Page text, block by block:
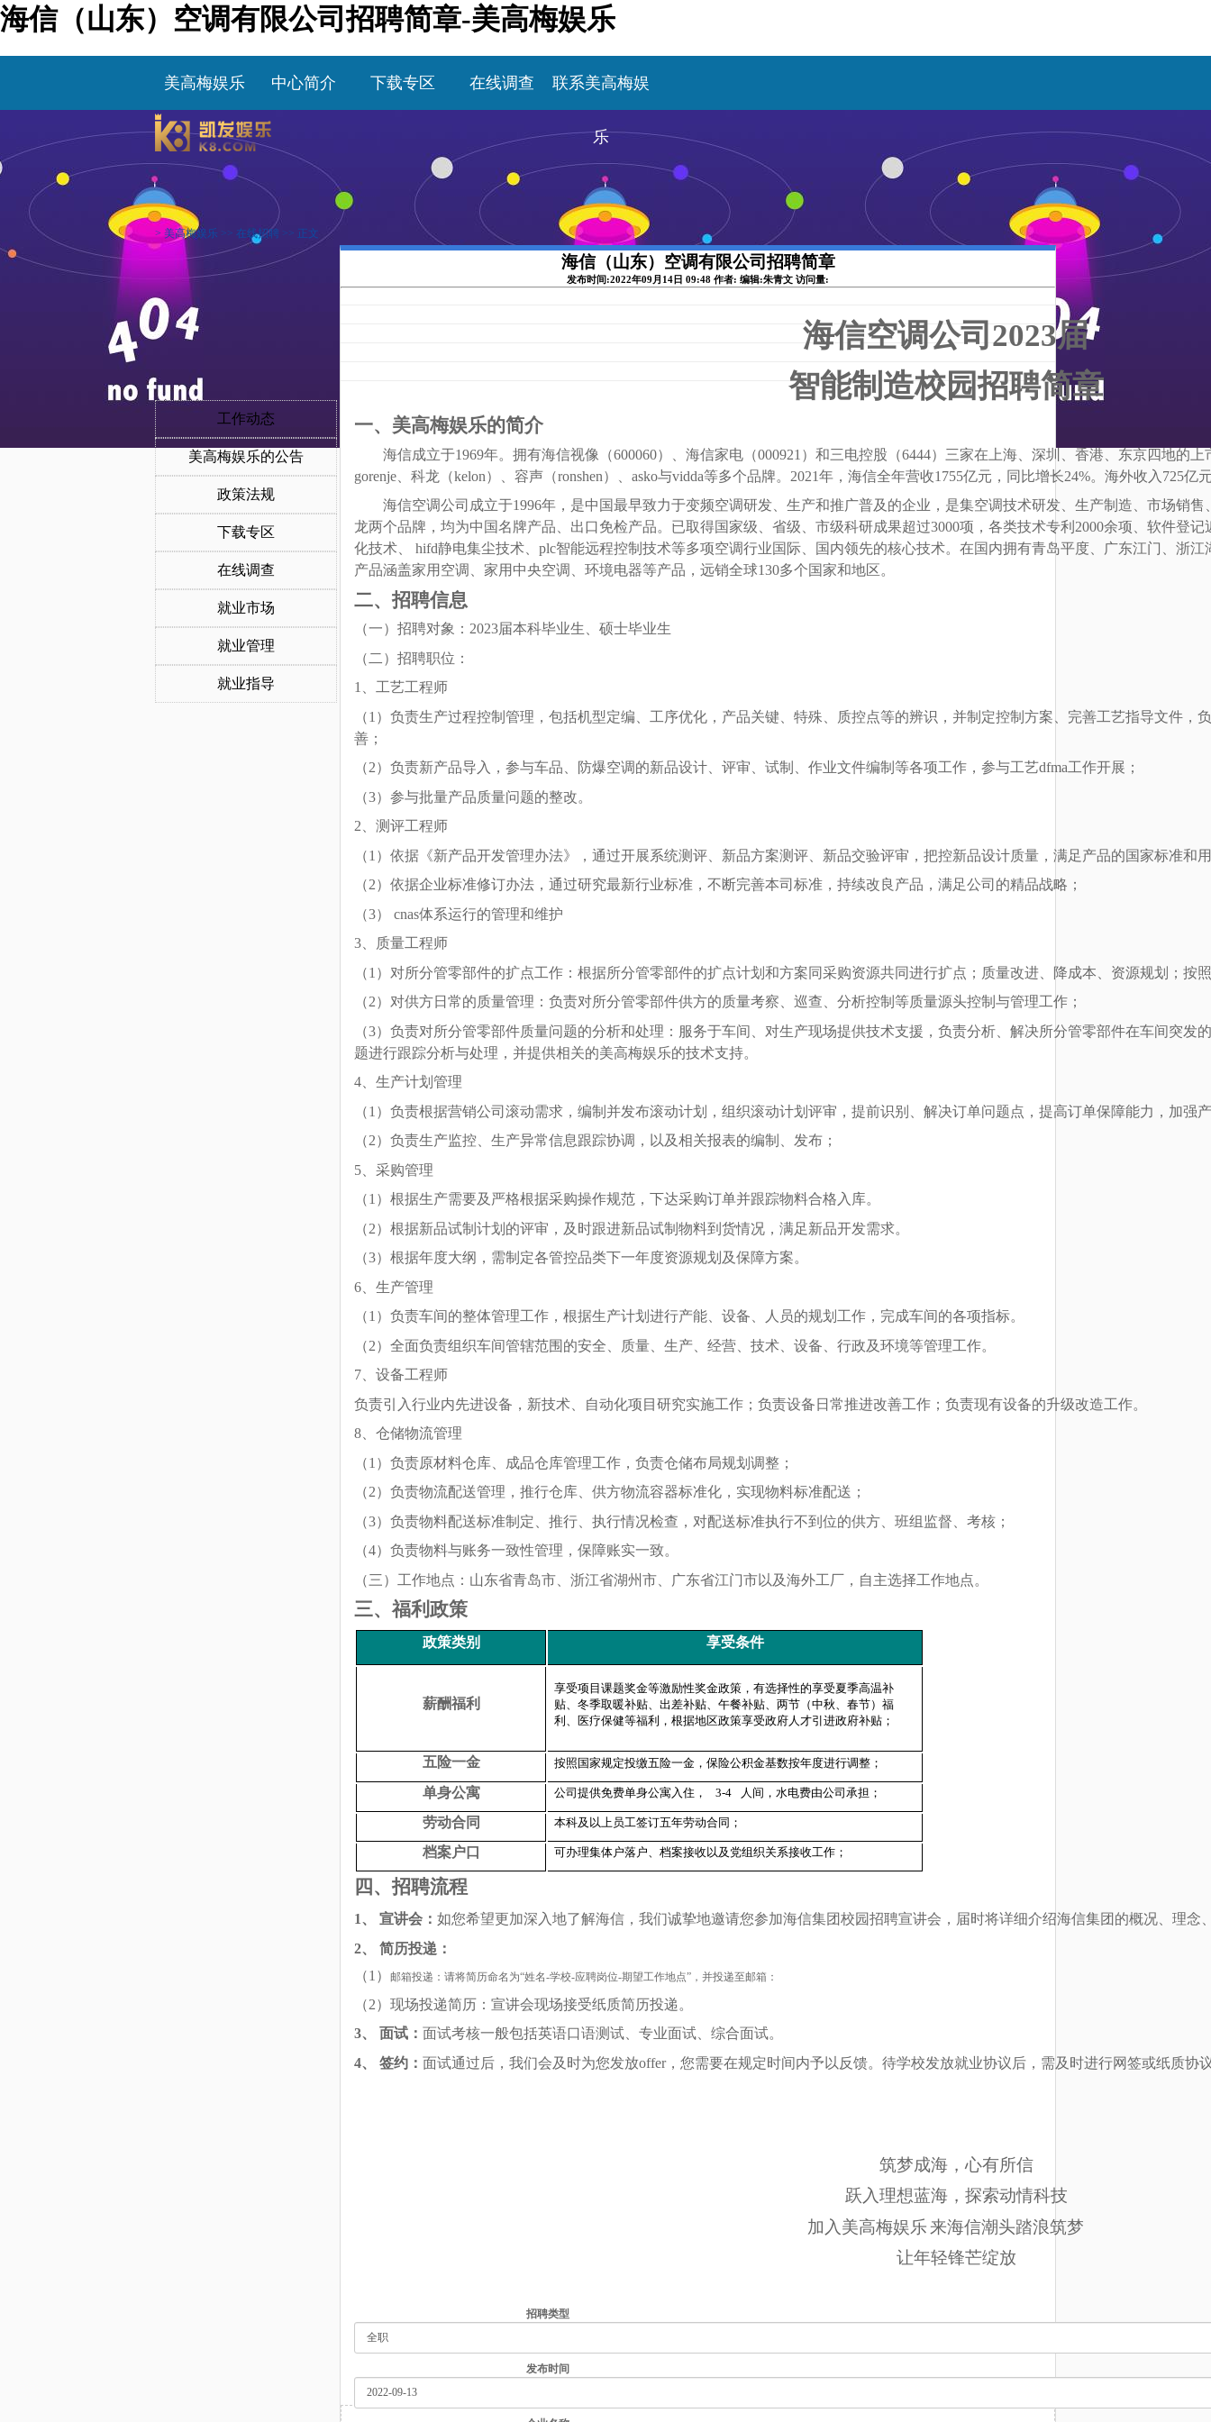
海信（山东）空调有限公司招聘简章-美高梅娱乐
美高梅娱乐 中心简介 下载专区 在线调查 联系美高梅娱
乐
> 美高梅娱乐 >> 在线招聘 >> 正文
工作动态
美高梅娱乐的公告
政策法规
下载专区
在线调查
就业市场
就业管理
就业指导
海信（山东）空调有限公司招聘简章
发布时间:2022年09月14日 09:48 作者: 编辑:朱青文 访问量:
海信空调公司2023届
智能制造校园招聘简章
一、美高梅娱乐的简介
海信成立于1969年。拥有海信视像（600060）、海信家电（000921）和三电控股（6444）三家在上海、深圳、香港、东京四地的
gorenje、科龙（kelon）、容声（ronshen）、asko与vidda等多个品牌。2021年，海信全年营收1755亿元，同比增长24%。海外收入725
海信空调公司成立于1996年，是中国最早致力于变频空调研发、生产和推广普及的企业，是集空调技术研发、生产制造、市场销
龙两个品牌，均为中国名牌产品、出口免检产品。已取得国家级、省级、市级科研成果超过3000项，各类技术专利2000余项、软件登记
化技术、 hifd静电集尘技术、plc智能远程控制技术等多项空调行业国际、国内领先的核心技术。在国内拥有青岛平度、广东江门、浙
产品涵盖家用空调、家用中央空调、环境电器等产品，远销全球130多个国家和地区。
二、招聘信息
（一）招聘对象：2023届本科毕业生、硕士毕业生
（二）招聘职位：
1
、工艺工程师
（1）负责生产过程控制管理，包括机型定编、工序优化，产品关键、特殊、质控点等的辨识，并制定控制方案、完善工艺指导文件，
善；
（2）负责新产品导入，参与车品、防爆空调的新品设计、评审、试制、作业文件编制等各项工作，参与工艺dfma工作开展；
（3）参与批量产品质量问题的整改。
2 、测评工程师
（1）依据《新产品开发管理办法》，通过开展系统测评、新品方案测评、新品交验评审，把控新品设计质量，满足产品的国家标准和
（2）依据企业标准修订办法，通过研究最新行业标准，不断完善本司标准，持续改良产品，满足公司的精品战略；
（3） cnas体系运行的管理和维护
3 、质量工程师
（1）对所分管零部件的扩点工作：根据所分管零部件的扩点计划和方案同采购资源共同进行扩点；质量改进、降成本、资源规划；按
（2）对供方日常的质量管理：负责对所分管零部件供方的质量考察、巡查、分析控制等质量源头控制与管理工作；
（3）负责对所分管零部件质量问题的分析和处理：服务于车间、对生产现场提供技术支援，负责分析、解决所分管零部件在车间突发
题进行跟踪分析与处理，并提供相关的美高梅娱乐的技术支持。
4 、生产计划管理
（1）负责根据营销公司滚动需求，编制并发布滚动计划，组织滚动计划评审，提前识别、解决订单问题点，提高订单保障能力，加强
（2）负责生产监控、生产异常信息跟踪协调，以及相关报表的编制、发布；
5 、采购管理
（1）根据生产需要及严格根据采购操作规范，下达采购订单并跟踪物料合格入库。
（2）根据新品试制计划的评审，及时跟进新品试制物料到货情况，满足新品开发需求。
（3）根据年度大纲，需制定各管控品类下一年度资源规划及保障方案。
6 、生产管理
（1）负责车间的整体管理工作，根据生产计划进行产能、设备、人员的规划工作，完成车间的各项指标。
（2）全面负责组织车间管辖范围的安全、质量、生产、经营、技术、设备、行政及环境等管理工作。
7 、设备工程师
负责引入行业内先进设备，新技术、自动化项目研究实施工作；负责设备日常推进改善工作；负责现有设备的升级改造工作。
8 、仓储物流管理
（1）负责原材料仓库、成品仓库管理工作，负责仓储布局规划调整；
（2）负责物流配送管理，推行仓库、供方物流容器标准化，实现物料标准配送；
（3）负责物料配送标准制定、推行、执行情况检查，对配送标准执行不到位的供方、班组监督、考核；
（4）负责物料与账务一致性管理，保障账实一致。
（三）工作地点：山东省青岛市、浙江省湖州市、广东省江门市以及海外工厂，自主选择工作地点。
三、福利政策
政策类别 享受条件
薪酬福利
享受项目课题奖金等激励性奖金政策，有选择性的享受夏季高温补
贴、冬季取暖补贴、出差补贴、午餐补贴、两节（中秋、春节）福
利、医疗保健等福利，根据地区政策享受政府人才引进政府补贴；
五险一金 按照国家规定投缴五险一金，保险公积金基数按年度进行调整；
单身公寓 公司提供免费单身公寓入住， 3-4 人间，水电费由公司承担；
劳动合同 本科及以上员工签订五年劳动合同；
档案户口 可办理集体户落户、档案接收以及党组织关系接收工作；
四、招聘流程
1、 宣讲会： 如您希望更加深入地了解海信，我们诚挚地邀请您参加海信集团校园招聘宣讲会，届时将详细介绍海信集团的概况、理念
2、 简历投递：
（1）
邮箱投递：请将简历命名为“姓名-学校-应聘岗位-期望工作地点”，并投递至邮箱：
（2）现场投递简历：宣讲会现场接受纸质简历投递。
3、 面试： 面试考核一般包括英语口语测试、专业面试、综合面试。
4、 签约： 面试通过后， 我们会及时为您发放offer，您需要在规定时间内予以反馈。待学校发放就业协议后，需及时进行网签或纸质协
筑梦成海，心有所信
跃入理想蓝海，探索动情科技
加入美高梅娱乐来海信潮头踏浪筑梦
让年轻锋芒绽放
招聘类型
发布时间